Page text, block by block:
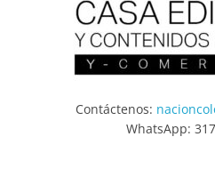
Contáctenos:
WhatsApp: